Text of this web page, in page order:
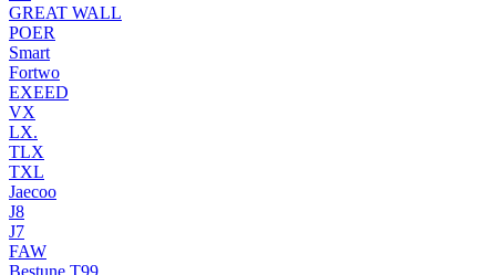
GREAT WALL
POER
Smart
Fortwo
EXEED
VX
LX.
TLX
TXL
Jaecoo
J8
J7
FAW
Bestune T99